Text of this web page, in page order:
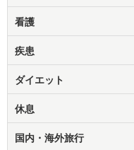
看護
疾患
ダイエット
休息
国内・海外旅行